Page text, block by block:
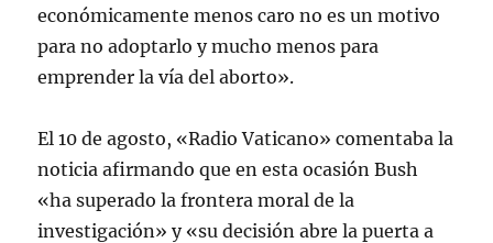
económicamente menos caro no es un motivo
para no adoptarlo y mucho menos para
emprender la vía del aborto».
El 10 de agosto, «Radio Vaticano» comentaba la
noticia afirmando que en esta ocasión Bush
«ha superado la frontera moral de la
investigación» y «su decisión abre la puerta a